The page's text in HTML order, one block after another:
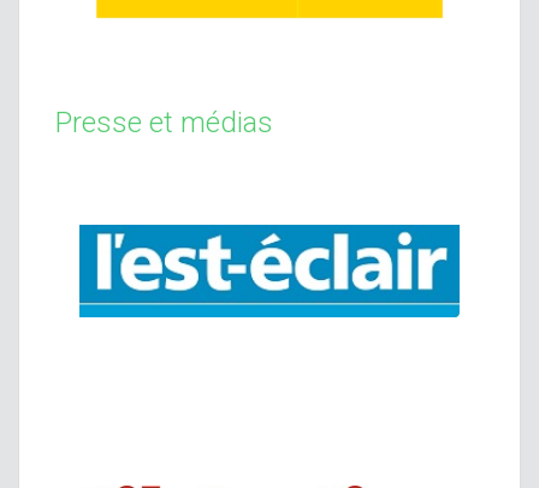
Presse et médias